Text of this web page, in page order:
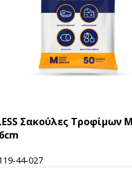
Σακούλες Τροφίμων
44-027